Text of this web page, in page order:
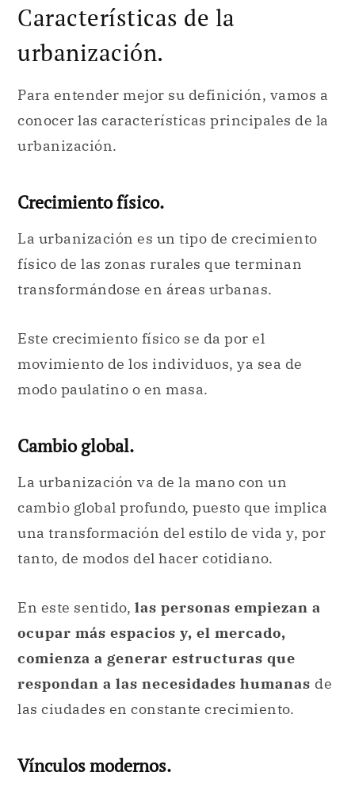
Características de la
urbanización.
Para entender mejor su definición, vamos a
conocer las características principales de la
urbanización.
Crecimiento físico.
La urbanización es un tipo de crecimiento
físico de las zonas rurales que terminan
transformándose en áreas urbanas.
Este crecimiento físico se da por el
movimiento de los individuos, ya sea de
modo paulatino o en masa.
Cambio global.
La urbanización va de la mano con un
cambio global profundo, puesto que implica
una transformación del estilo de vida y, por
tanto, de modos del hacer cotidiano.
En este sentido, las personas empiezan a
ocupar más espacios y, el mercado,
comienza a generar estructuras que
respondan a las necesidades humanas de
las ciudades en constante crecimiento.
Vínculos modernos.